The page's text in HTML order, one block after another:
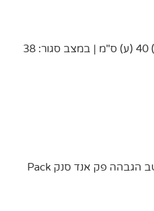
במצב פתוח: 37 (ר) 52 (ג) 40 (ע) ס"מ | במצב סגור: 38
הוראות שימוש למושב הגבהה פק אנד סנק Pack